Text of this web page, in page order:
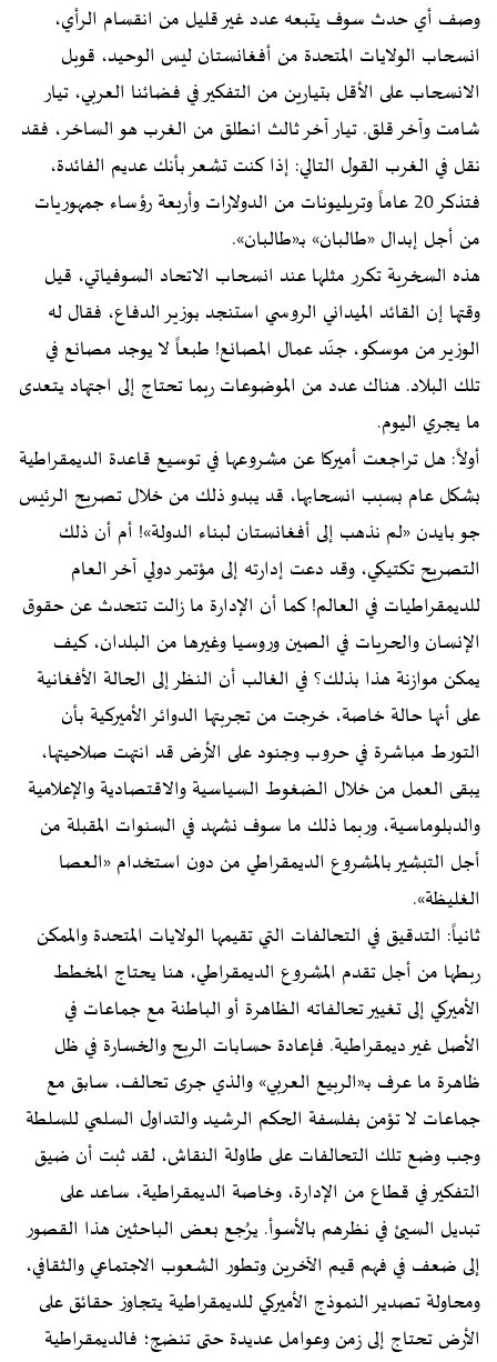
وصف أي حدث سوف يتبعه عدد غير قليل من انقسام الرأي،
انسحاب الولايات المتحدة من أفغانستان ليس الوحيد، قوبل
الانسحاب على الأقل بتيارين من التفكير في فضائنا العربي، تيار
شامت وآخر قلق. تيار آخر ثالث انطلق من الغرب هو الساخر، فقد
نقل في الغرب القول التالي: إذا كنت تشعر بأنك عديم الفائدة،
فتذكر 20 عاماً وتريليونات من الدولارات وأربعة رؤساء جمهوريات
من أجل إبدال «طالبان» بـ«طالبان».
هذه السخرية تكرر مثلها عند انسحاب الاتحاد السوفياتي، قيل
وقتها إن القائد الميداني الروسي استنجد بوزير الدفاع، فقال له
الوزير من موسكو، جنّد عمال المصانع! طبعاً لا يوجد مصانع في
تلك البلاد. هناك عدد من الموضوعات ربما تحتاج إلى اجتهاد يتعدى
ما يجري اليوم.
أولاً: هل تراجعت أميركا عن مشروعها في توسيع قاعدة الديمقراطية
بشكل عام بسبب انسحابها، قد يبدو ذلك من خلال تصريح الرئيس
جو بايدن «لم نذهب إلى أفغانستان لبناء الدولة»! أم أن ذلك
التصريح تكتيكي، وقد دعت إدارته إلى مؤتمر دولي آخر العام
للديمقراطيات في العالم! كما أن الإدارة ما زالت تتحدث عن حقوق
الإنسان والحريات في الصين وروسيا وغيرها من البلدان، كيف
يمكن موازنة هذا بذلك؟ في الغالب أن النظر إلى الحالة الأفغانية
على أنها حالة خاصة، خرجت من تجربتها الدوائر الأميركية بأن
التورط مباشرة في حروب وجنود على الأرض قد انتهت صلاحيتها،
يبقى العمل من خلال الضغوط السياسية والاقتصادية والإعلامية
والدبلوماسية، وربما ذلك ما سوف نشهد في السنوات المقبلة من
أجل التبشير بالمشروع الديمقراطي من دون استخدام «العصا
الغليظة».
ثانياً: التدقيق في التحالفات التي تقيمها الولايات المتحدة والممكن
ربطها من أجل تقدم المشروع الديمقراطي، هنا يحتاج المخطط
الأميركي إلى تغيير تحالفاته الظاهرة أو الباطنة مع جماعات في
الأصل غير ديمقراطية. فإعادة حسابات الربح والخسارة في ظل
ظاهرة ما عرف بـ«الربيع العربي» والذي جرى تحالف، سابق مع
جماعات لا تؤمن بفلسفة الحكم الرشيد والتداول السلمي للسلطة
وجب وضع تلك التحالفات على طاولة النقاش، لقد ثبت أن ضيق
التفكير في قطاع من الإدارة، وخاصة الديمقراطية، ساعد على
تبديل السيئ في نظرهم بالأسوأ. يرُجع بعض الباحثين هذا القصور
إلى ضعف في فهم قيم الآخرين وتطور الشعوب الاجتماعي والثقافي،
ومحاولة تصدير النموذج الأميركي للديمقراطية يتجاوز حقائق على
الأرض تحتاج إلى زمن وعوامل عديدة حتى تنضج؛ فالديمقراطية